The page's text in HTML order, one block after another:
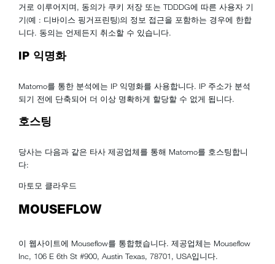
거로 이루어지며, 동의가 쿠키 저장 또는 TDDDG에 따른 사용자 기
기(예 : 디바이스 핑거프린팅)의 정보 접근을 포함하는 경우에 한합
니다. 동의는 언제든지 취소할 수 있습니다.
IP 익명화
Matomo를 통한 분석에는 IP 익명화를 사용합니다. IP 주소가 분석
되기 전에 단축되어 더 이상 명확하게 할당할 수 없게 됩니다.
호스팅
당사는 다음과 같은 타사 제공업체를 통해 Matomo를 호스팅합니
다:
마토모 클라우드
MOUSEFLOW
이 웹사이트에 Mouseflow를 통합했습니다. 제공업체는 Mouseflow
Inc, 106 E 6th St #900, Austin Texas, 78701, USA입니다.